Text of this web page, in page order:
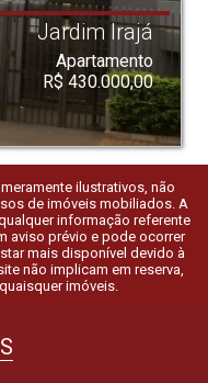
Jardim Irajá
Apartamento
R$ 430.000,00
ilustrativos, não
de imóveis mobiliados. A
informação referente
aviso prévio e pode ocorrer
mais disponível devido à
não implicam em reserva,
imóveis.